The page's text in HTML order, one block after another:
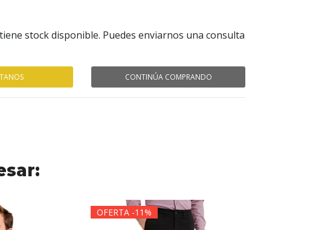
stock disponible. Puedes enviarnos una consulta
CONTINÚA COMPRANDO
OFERTA -11%